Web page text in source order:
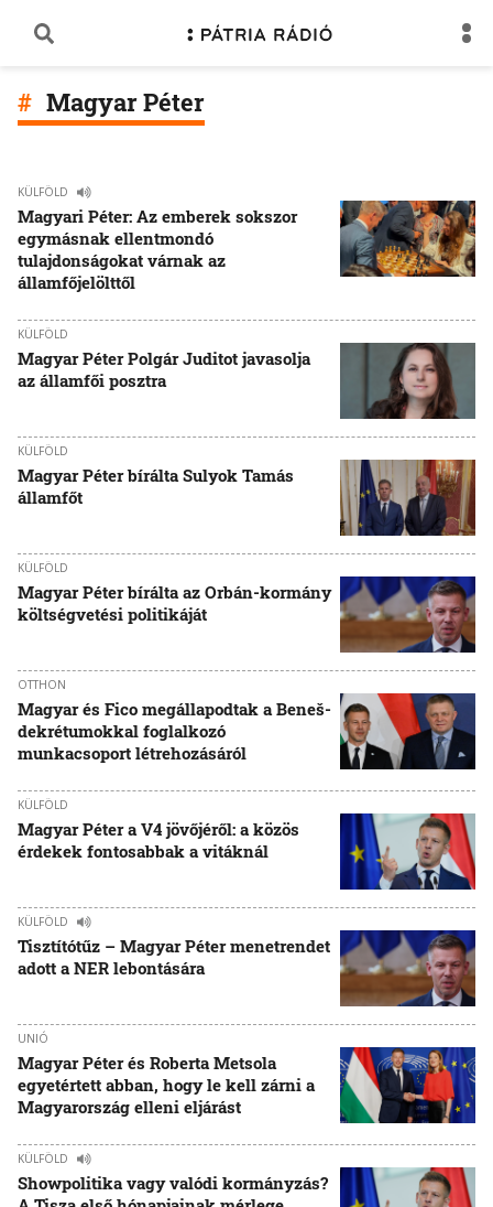
Magyar Péter
KÜLFÖLD
Magyari Péter: Az emberek sokszor
egymásnak ellentmondó
tulajdonságokat várnak az
államfőjelölttől
KÜLFÖLD
Magyar Péter Polgár Juditot javasolja
az államfői posztra
KÜLFÖLD
Magyar Péter bírálta Sulyok Tamás
államfőt
KÜLFÖLD
Magyar Péter bírálta az Orbán-kormány
költségvetési politikáját
OTTHON
Magyar és Fico megállapodtak a Beneš-
dekrétumokkal foglalkozó
munkacsoport létrehozásáról
KÜLFÖLD
Magyar Péter a V4 jövőjéről: a közös
érdekek fontosabbak a vitáknál
KÜLFÖLD
Tisztítótűz – Magyar Péter menetrendet
adott a NER lebontására
UNIÓ
Magyar Péter és Roberta Metsola
egyetértett abban, hogy le kell zárni a
Magyarország elleni eljárást
KÜLFÖLD
Showpolitika vagy valódi kormányzás?